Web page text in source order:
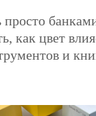
как цвет
и